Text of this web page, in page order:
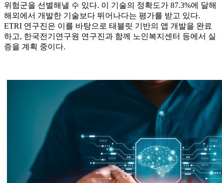
위험군을 선별해낼 수 있다. 이 기술의 정확도가 87.3%에 달해
해외에서 개발한 기술보다 뛰어나다는 평가를 받고 있다.
ETRI 연구진은 이를 바탕으로 태블릿 기반의 앱 개발을 완료
하고, 한국전기연구원 연구진과 함께 노인복지센터 등에서 실
증을 계획 중이다.